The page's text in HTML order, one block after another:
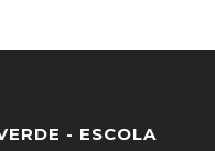
- ESCOLA